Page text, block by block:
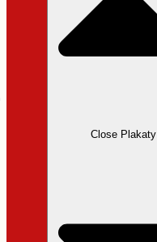
Close Plakaty